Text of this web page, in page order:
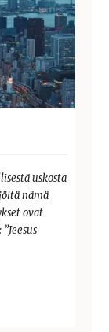
uskosta
nämä
ovat